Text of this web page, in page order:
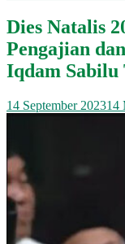
Dies Natalis
Pengajian
Iqdam Sabilu
14 September 202314